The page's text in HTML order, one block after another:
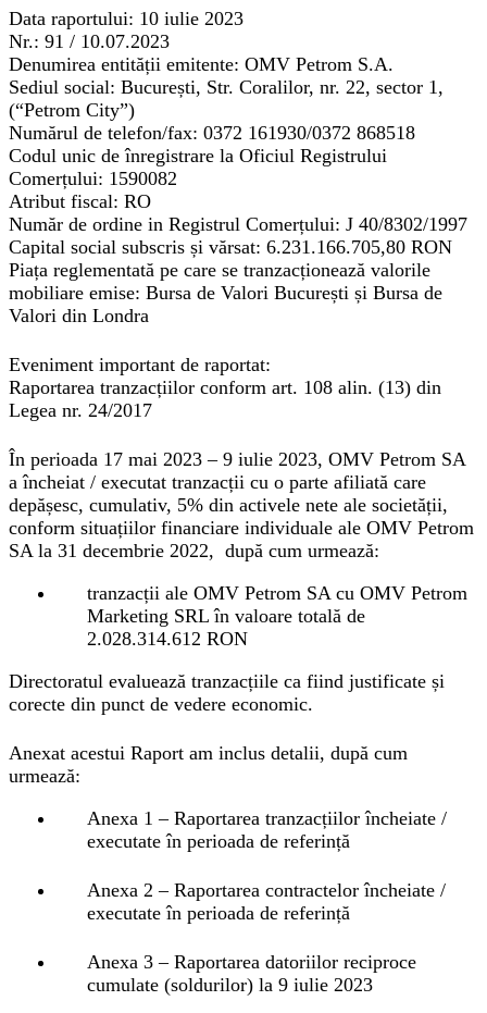
Data raportului: 10 iulie 2023
Nr.: 91 / 10.07.2023
Denumirea entității emitente: OMV Petrom S.A.
Sediul social: București, Str. Coralilor, nr. 22, sector 1,
(“Petrom City”)
Numărul de telefon/fax: 0372 161930/0372 868518
Codul unic de înregistrare la Oficiul Registrului
Comerțului: 1590082
Atribut fiscal: RO
Număr de ordine in Registrul Comerțului: J 40/8302/1997
Capital social subscris și vărsat: 6.231.166.705,80 RON
Piața reglementată pe care se tranzacționează valorile
mobiliare emise: Bursa de Valori București și Bursa de
Valori din Londra
Eveniment important de raportat:
Raportarea tranzacțiilor conform art. 108 alin. (13) din
Legea nr. 24/2017
În perioada 17 mai 2023 – 9 iulie 2023, OMV Petrom SA
a încheiat / executat tranzacții cu o parte afiliată care
depășesc, cumulativ, 5% din activele nete ale societății,
conform situațiilor financiare individuale ale OMV Petrom
SA la 31 decembrie 2022, după cum urmează:
tranzacții ale OMV Petrom SA cu OMV Petrom
Marketing SRL în valoare totală de
2.028.314.612 RON
Directoratul evaluează tranzacțiile ca fiind justificate și
corecte din punct de vedere economic.
Anexat acestui Raport am inclus detalii, după cum
urmează:
Anexa 1 – Raportarea tranzacțiilor încheiate /
executate în perioada de referință
Anexa 2 – Raportarea contractelor încheiate /
executate în perioada de referință
Anexa 3 – Raportarea datoriilor reciproce
cumulate (soldurilor) la 9 iulie 2023